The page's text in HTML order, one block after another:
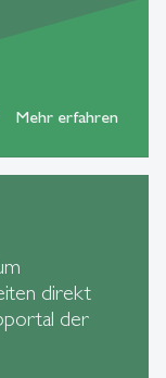
Mehr erfahren
direkt
der